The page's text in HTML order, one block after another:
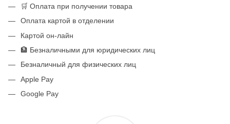
🛒 Оплата при получении товара
Оплата картой в отделении
Картой он-лайн
🏦 Безналичными для юридических лиц
Безналичный для физических лиц
Apple Pay
Google Pay